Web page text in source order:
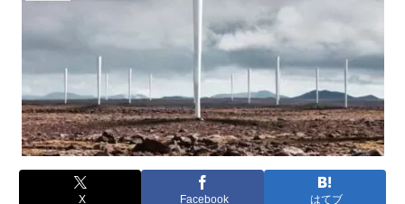
X Facebook はてブ